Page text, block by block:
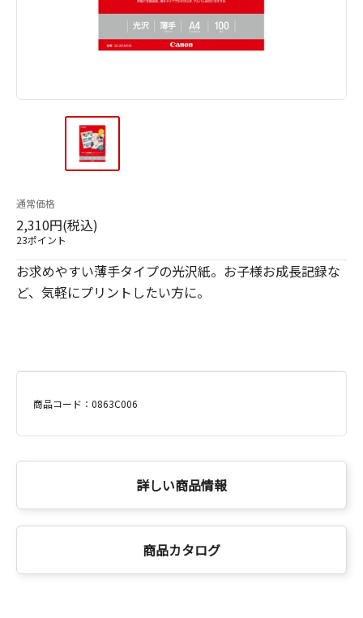
通常価格
2,310円(税込)
23ポイント
お求めやすい薄手タイプの光沢紙。お子様お成長記録な
ど、気軽にプリントしたい方に。
商品コード：0863C006
詳しい商品情報
商品カタログ